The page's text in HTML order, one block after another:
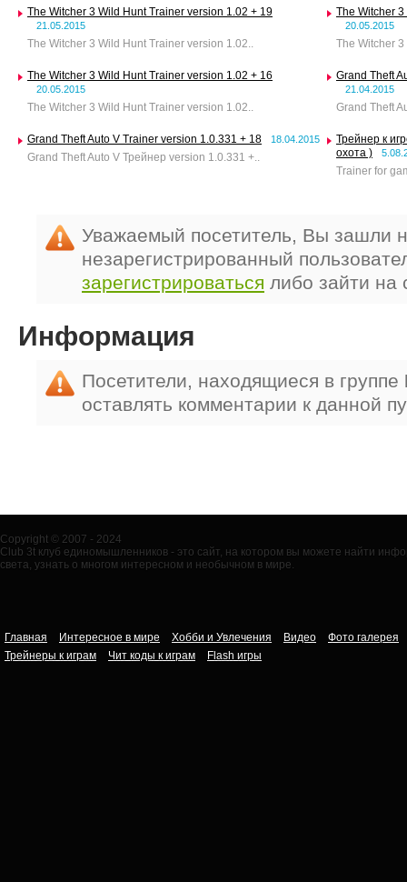
The Witcher 3 Wild Hunt Trainer version 1.02 + 19
21.05.2015
The Witcher 3 Wild Hunt Trainer version 1.02..
The Witcher
20.05.2015
The Witcher
The Witcher 3 Wild Hunt Trainer version 1.02 + 16
20.05.2015
The Witcher 3 Wild Hunt Trainer version 1.02..
Grand Theft
21.04.2015
Grand Theft
Grand Theft Auto V Trainer version 1.0.331 + 18 18.04.2015
Grand Theft Auto V Трейнер version 1.0.331 +..
Трейнер к
охота )
Trainer for
Уважаемый посетитель, Вы зашли
незарегистрированный
зарегистрироваться либо зайти на
Информация
Посетители, находящиеся в группе
оставлять комментарии к данной
Copyright © 2007 - 2024
Club 3t клуб единомышленников - это сайт, на котором вы можете найти
света, узнать о многом интересном и необычном в мире.
Главная Интересное в мире Хобби и Увлечения Видео
Фото галерея
Трейнеры к играм
Чит коды к играм Flash игры